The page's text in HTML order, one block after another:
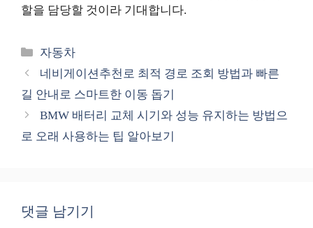
할을 담당할 것이라 기대합니다.
카
테
리
자동차
네비게이션추천로 최적 경로 조회 방법과 빠른
길 안내로 스마트한 이동 돕기
BMW 배터리 교체 시기와 성능 유지하는 방법으
로 오래 사용하는 팁 알아보기
댓글 남기기